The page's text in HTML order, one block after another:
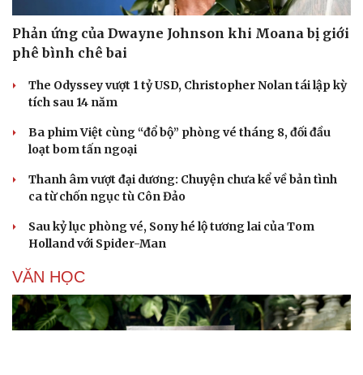
Phản ứng của Dwayne Johnson khi Moana bị giới
phê bình chê bai
The Odyssey vượt 1 tỷ USD, Christopher Nolan tái lập kỳ
tích sau 14 năm
Ba phim Việt cùng “đổ bộ” phòng vé tháng 8, đối đầu
loạt bom tấn ngoại
Thanh âm vượt đại dương: Chuyện chưa kể về bản tình
ca từ chốn ngục tù Côn Đảo
Sau kỷ lục phòng vé, Sony hé lộ tương lai của Tom
Holland với Spider-Man
VĂN HỌC